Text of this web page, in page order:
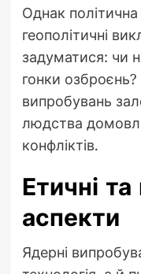
Однак політична
геополітичні
задуматися: чи
гонки
випробувань
людства
конфліктів.
Етичні
аспекти
Ядерні